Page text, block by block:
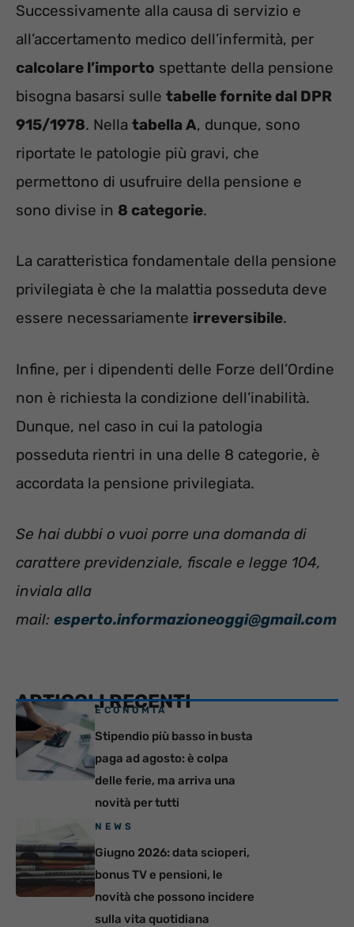
Successivamente alla causa di servizio e
all’accertamento medico dell’infermità, per
calcolare l’importo spettante della pensione
bisogna basarsi sulle tabelle fornite dal DPR
915/1978. Nella tabella A, dunque, sono
riportate le patologie più gravi, che
permettono di usufruire della pensione e
sono divise in 8 categorie.
La caratteristica fondamentale della pensione
privilegiata è che la malattia posseduta deve
essere necessariamente irreversibile.
Infine, per i dipendenti delle Forze dell’Ordine
non è richiesta la condizione dell’inabilità.
Dunque, nel caso in cui la patologia
posseduta rientri in una delle 8 categorie, è
accordata la pensione privilegiata.
Se hai dubbi o vuoi porre una domanda di
carattere previdenziale, fiscale e legge 104,
inviala alla
mail: esperto.informazioneoggi@gmail.com
ARTICOLI RECENTI
ECONOMIA
Stipendio più basso in busta
paga ad agosto: è colpa
delle ferie, ma arriva una
novità per tutti
NEWS
Giugno 2026: data scioperi,
bonus TV e pensioni, le
novità che possono incidere
sulla vita quotidiana